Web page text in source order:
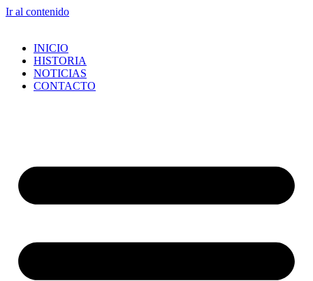
Ir al contenido
INICIO
HISTORIA
NOTICIAS
CONTACTO